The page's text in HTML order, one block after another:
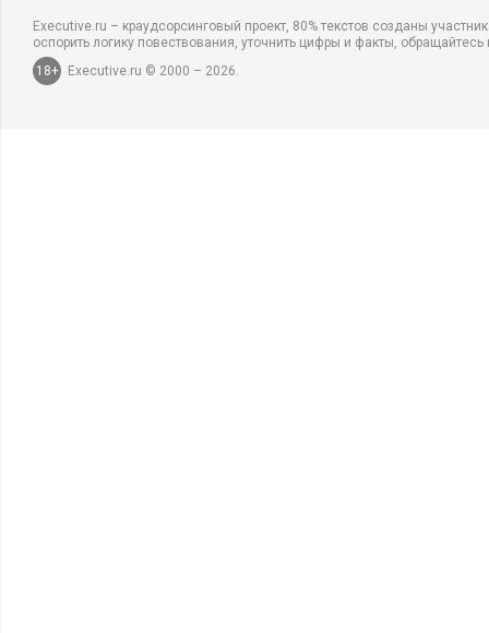
Executive.ru – краудсорсинговый проект, 80% текстов созданы
оспорить логику повествования, уточнить цифры и факты,
18+
Executive.ru © 2000 – 2026.